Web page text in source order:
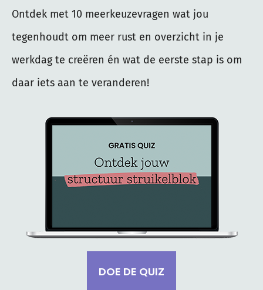
Ontdek met 10 meerkeuzevragen wat jou
tegenhoudt om meer rust en overzicht in je
werkdag te creëren én wat de eerste stap is om
daar iets aan te veranderen!
DOE DE QUIZ